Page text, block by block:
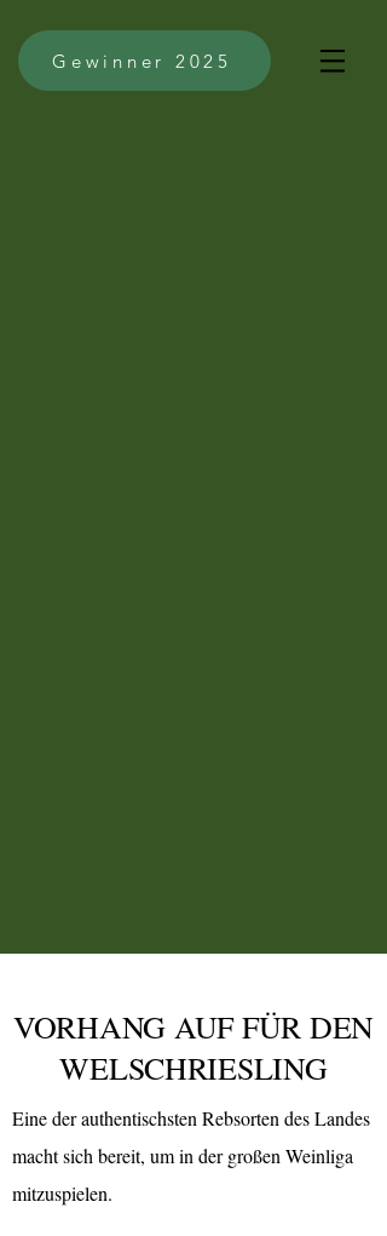
Gewinner 2025
VORHANG AUF FÜR DEN
WELSCHRIESLING
Eine der authentischsten Rebsorten des Landes
macht sich bereit, um in der großen Weinliga
mitzuspielen.